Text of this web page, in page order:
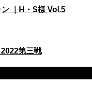
｜H・S様 Vol.5
第三戦